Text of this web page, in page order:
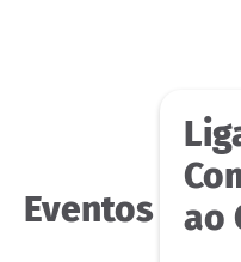
ao
Eventos